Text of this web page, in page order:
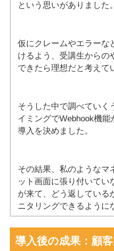
という思いがありました。
仮にクレームやエラーな
けるよう、受講生からの
できたら理想だと考えて
そうした中で調べていく
イミングでWebhook機
導入を決めました。
その結果、私のようなマ
ット画面に張り付いてい
が来て、どう返している
ニタリングできるように
導入後の成果：顧